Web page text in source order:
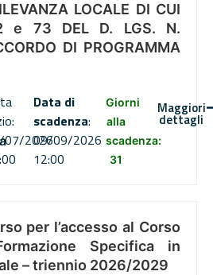
LOCALE DI CUI
e 73 DEL D. LGS. N.
DI PROGRAMMA
07/2026
Data di
scadenza:
09/09/2026
12:00
Giorni
alla
scadenza:
31
Maggiori
dettagli
per l’accesso al Corso
Specifica in
– triennio 2026/2029